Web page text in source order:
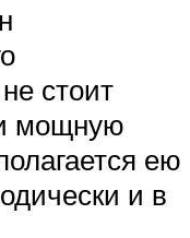
стоит
мощную
ею
и в